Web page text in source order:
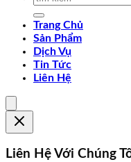
Trang Chủ
Sản Phẩm
Dịch Vụ
Tin Tức
Liên Hệ
Liên Hệ Với Chúng